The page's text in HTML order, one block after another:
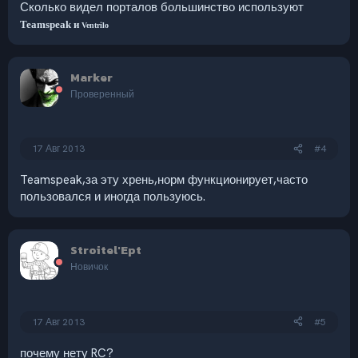
Сколько видел порталов большинство используют
Teamspeak и Ventrilo
Marker
Проверенный
17 Авг 2013 #4
Teamspeak,за эту хрень,норм функционирует,часто
пользовался и иногда пользуюсь.
Stroitel'Ept
Новичок
17 Авг 2013 #5
почему нету RC?